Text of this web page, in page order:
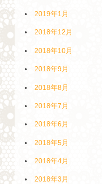
2019年1月
2018年12月
2018年10月
2018年9月
2018年8月
2018年7月
2018年6月
2018年5月
2018年4月
2018年3月